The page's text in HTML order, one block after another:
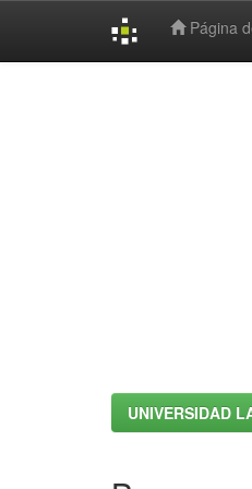
Página
UNIVERSIDAD